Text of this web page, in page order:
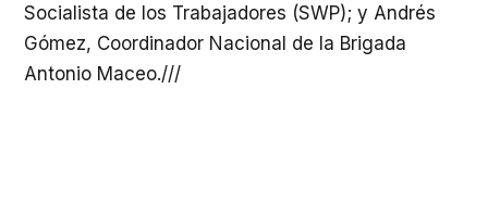
Socialista de los Trabajadores (SWP); y Andrés
Gómez, Coordinador Nacional de la Brigada
Antonio Maceo.///